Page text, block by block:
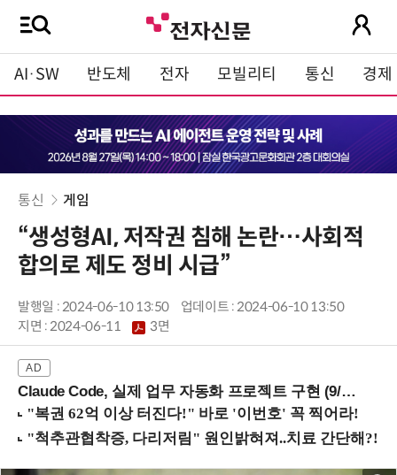
AI·SW 반도체 전자 모빌리티 통신 경제
통신 게임
“생성형AI, 저작권 침해 논란…사회적
합의로 제도 정비 시급”
발행일 : 2024-06-10 13:50
업데이트 : 2024-06-10 13:50
지면 :2024-06-11 3면
Claude Code, 실제 업무 자동화 프로젝트 구현 (9/16 ~17 강남역)